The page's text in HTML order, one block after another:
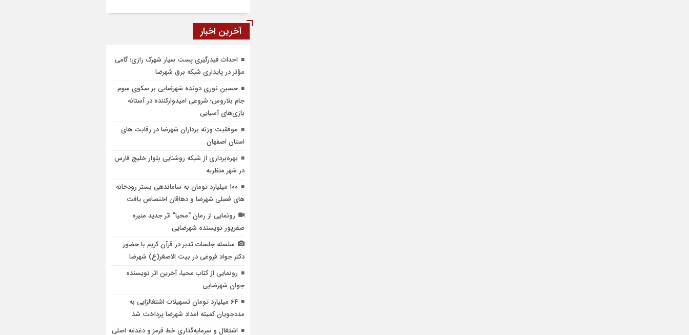
آخرین اخبار
احداث فیدرگیری پست سیار شهرک رازی؛ گامی
مؤثر در پایداری شبکه برق شهرضا
حسین نوری دونده شهرضایی بر سکوی سوم
جام بلاروس؛ شروعی امیدوارکننده در آستانه
بازی‌های آسیایی
موفقیت وزنه برداران شهرضا در رقابت های
استان اصفهان
بهره‌برداری از شبکه روشنایی بلوار خلیج فارس
در شهر منظریه
۱۰۰ میلیارد تومان به ساماندهی بستر رودخانه
های فصلی شهرضا و دهاقان اختصاص یافت
رونمایی از رمان “محیا” اثر جدید منیره
صفرپور نویسنده شهرضایی
سلسله جلسات تدبر در قرآن کریم با حضور
دکتر جواد فروغی در بیت الاصغر(ع) شهرضا
رونمایی از کتاب محیا، آخرین اثر نویسنده
جوان شهرضایی
۶۴ میلیارد تومان تسهیلات اشتغالزایی به
مددجویان کمیته امداد شهرضا پرداخت شد
اشتغال و سرمایه‌گذاری خط قرمز و دغدغه اصلی